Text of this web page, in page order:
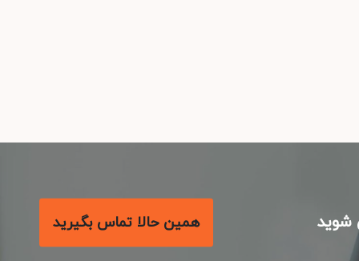
همین حالا تماس بگیرید